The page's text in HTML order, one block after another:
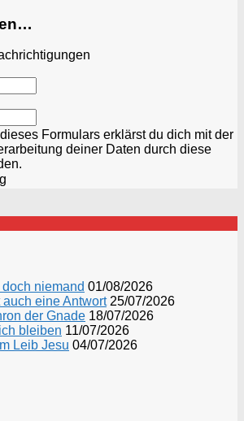
Formulars erklärst du dich mit der
deiner Daten durch diese
niemand 01/08/2026
eine Antwort 25/07/2026
der Gnade 18/07/2026
bleiben 11/07/2026
Leib Jesu 04/07/2026